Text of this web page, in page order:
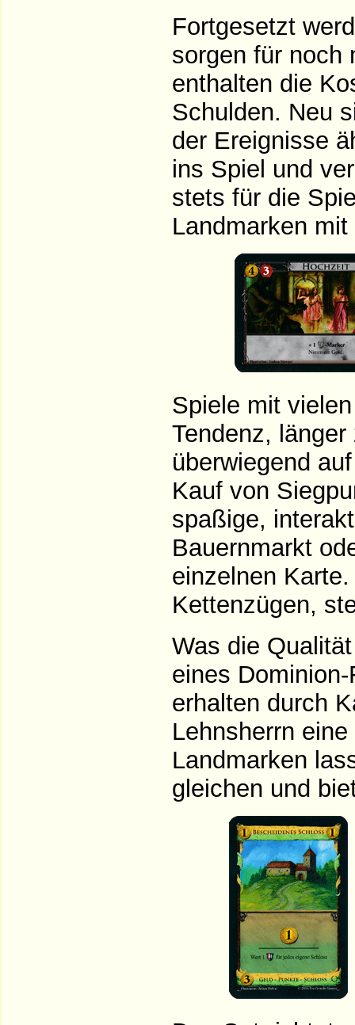
Fortgesetzt
sorgen für noch
enthalten die
Schulden. Neu
der Ereignisse
ins Spiel und
stets für die
Landmarken
Spiele mit
Tendenz,
überwiegend
Kauf von
spaßige,
Bauernmarkt
einzelnen
Kettenzügen,
Was die
eines
erhalten durch
Lehnsherrn
Landmarken
gleichen und